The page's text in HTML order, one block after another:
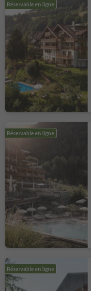
Réservable en ligne
Réservable en ligne
Réservable en ligne